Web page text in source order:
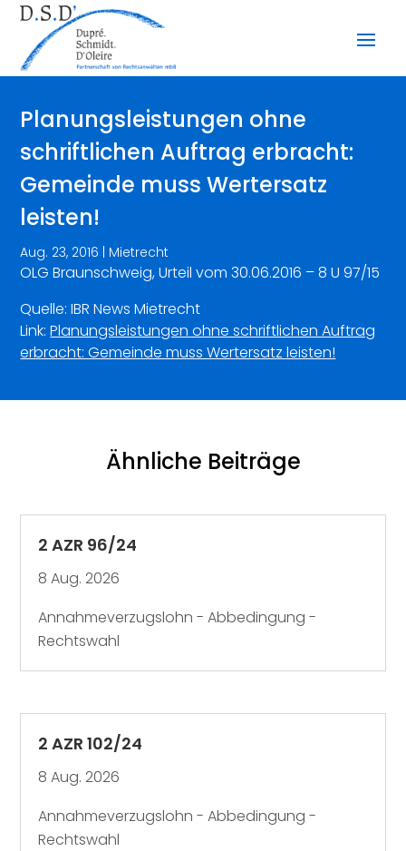
Planungsleistungen ohne
schriftlichen Auftrag erbracht:
Gemeinde muss Wertersatz
leisten!
Aug. 23, 2016 | Mietrecht
OLG Braunschweig, Urteil vom 30.06.2016 – 8 U 97/15
Quelle: IBR News Mietrecht
Link:Planungsleistungen ohne schriftlichen Auftrag
erbracht: Gemeinde muss Wertersatz leisten!
Ähnliche Beiträge
2 AZR 96/24
8 Aug. 2026
Annahmeverzugslohn - Abbedingung -
Rechtswahl
2 AZR 102/24
8 Aug. 2026
Annahmeverzugslohn - Abbedingung -
Rechtswahl